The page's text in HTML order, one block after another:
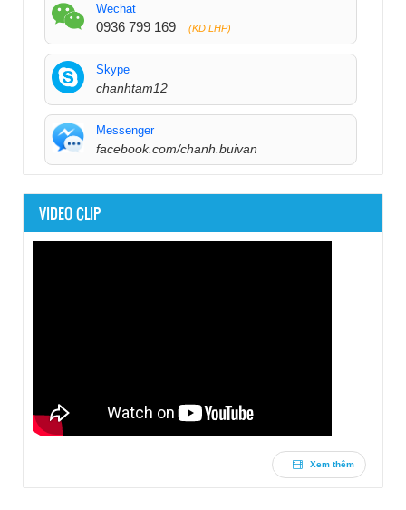
Wechat
0936 799 169 (KD LHP)
Skype
chanhtam12
Messenger
facebook.com/chanh.buivan
VIDEO CLIP
Xem thêm